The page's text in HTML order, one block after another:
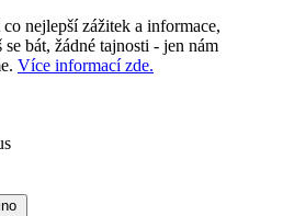
nejlepší zážitek a informace,
bát, žádné tajnosti - jen nám
Více informací zde.